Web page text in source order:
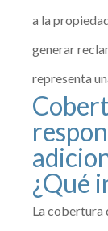
a la
generar
representa
¿Qué
La cobertura